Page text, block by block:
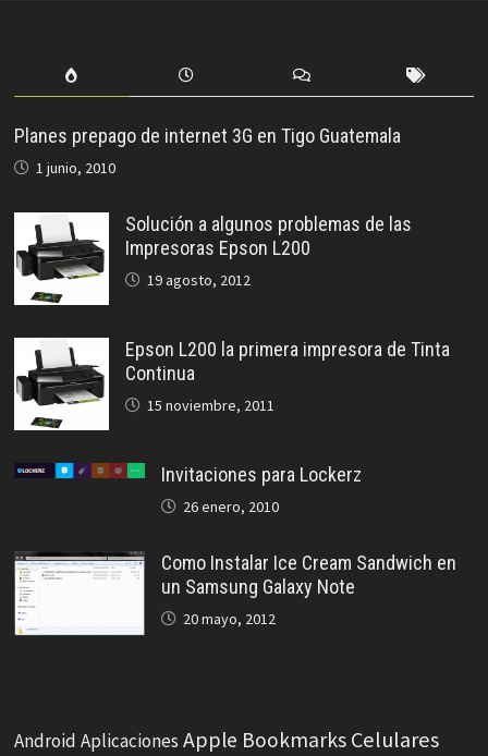
Planes prepago de internet 3G en Tigo Guatemala
1 junio, 2010
Solución a algunos problemas de las
Impresoras Epson L200
19 agosto, 2012
Epson L200 la primera impresora de Tinta
Continua
15 noviembre, 2011
Invitaciones para Lockerz
26 enero, 2010
Como Instalar Ice Cream Sandwich en
un Samsung Galaxy Note
20 mayo, 2012
Android Aplicaciones Apple Bookmarks Celulares